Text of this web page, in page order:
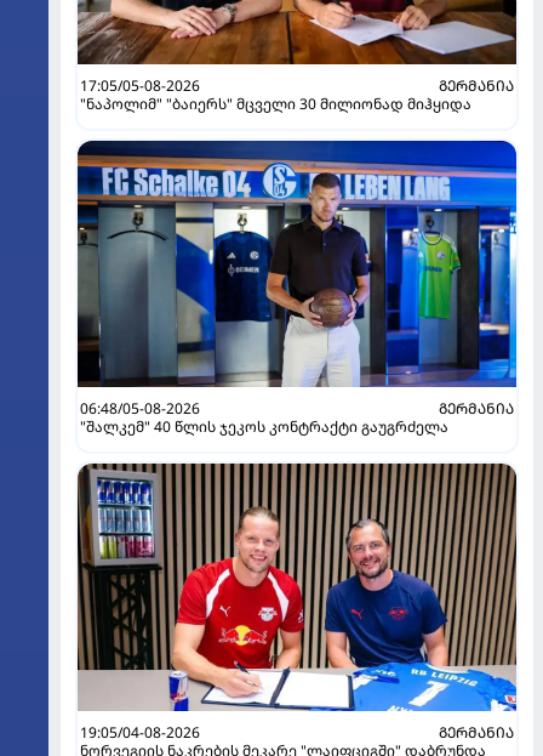
17:05/05-08-2026
ᲒᲔᲠᲛᲐᲜᲘᲐ
"ნაპოლიმ" "ბაიერს" მცველი 30 მილიონად მიჰყიდა
06:48/05-08-2026
ᲒᲔᲠᲛᲐᲜᲘᲐ
"შალკემ" 40 წლის ჯეკოს კონტრაქტი გაუგრძელა
19:05/04-08-2026
ᲒᲔᲠᲛᲐᲜᲘᲐ
ნორვეგიის ნაკრების მეკარე "ლაიფციგში" დაბრუნდა